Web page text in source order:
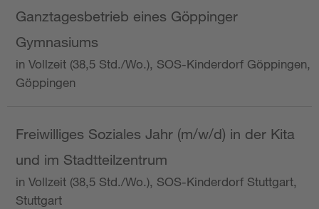
Ganztagesbetrieb eines Göppinger
Gymnasiums
in Vollzeit (38,5 Std./Wo.), SOS-Kinderdorf Göppingen,
Göppingen
Freiwilliges Soziales Jahr (m/w/d) in der Kita
und im Stadtteilzentrum
in Vollzeit (38,5 Std./Wo.), SOS-Kinderdorf Stuttgart,
Stuttgart